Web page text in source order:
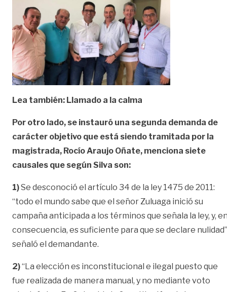
Lea también: Llamado a la calma
Por otro lado, se instauró una segunda demanda de
carácter objetivo que está siendo tramitada por la
magistrada, Rocío Araujo Oñate, menciona siete
causales que según Silva son:
1)Se desconoció el artículo 34 de la ley 1475 de 2011:
“todo el mundo sabe que el señor Zuluaga inició su
campaña anticipada a los términos que señala la ley, y,
consecuencia, es suficiente para que se declare
señaló el demandante.
2)“La elección es inconstitucional e ilegal puesto que
fue realizada de manera manual, y no mediante voto